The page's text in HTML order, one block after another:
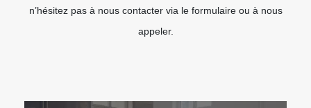
n’hésitez pas à nous contacter via le formulaire ou à nous
appeler.